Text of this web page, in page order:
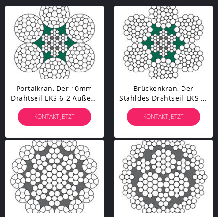
Portalkran, Der 10mm
Drahtseil LKS 6-2 Äußere
Stränge CPs
Zusammengepreßt
Hochzieht
KONTAKT JETZT
Brückenkran, Der
Stahldes Drahtseil-LKS 6-
1 P Standard Zink-
Überzogenen Der
Klassen-B Hochzieht
KONTAKT JETZT